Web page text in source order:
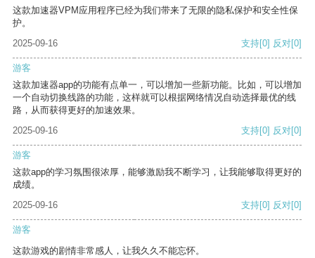
这款加速器VPM应用程序已经为我们带来了无限的隐私保护和安全性保
护。
2025-09-16
支持[0] 反对[0]
游客
这款加速器app的功能有点单一，可以增加一些新功能。比如，可以增加
一个自动切换线路的功能，这样就可以根据网络情况自动选择最优的线
路，从而获得更好的加速效果。
2025-09-16
支持[0] 反对[0]
游客
这款app的学习氛围很浓厚，能够激励我不断学习，让我能够取得更好的
成绩。
2025-09-16
支持[0] 反对[0]
游客
这款游戏的剧情非常感人，让我久久不能忘怀。